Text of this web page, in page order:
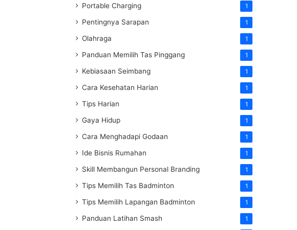
Portable Charging 1
Pentingnya Sarapan 1
Olahraga 1
Panduan Memilih Tas Pinggang 1
Kebiasaan Seimbang 1
Cara Kesehatan Harian 1
Tips Harian 1
Gaya Hidup 1
Cara Menghadapi Godaan 1
Ide Bisnis Rumahan 1
Skill Membangun Personal Branding 1
Tips Memilih Tas Badminton 1
Tips Memilih Lapangan Badminton 1
Panduan Latihan Smash 1